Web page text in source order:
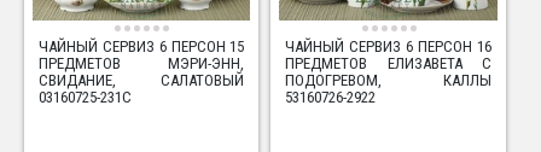
ЧАЙНЫЙ СЕРВИЗ 6 ПЕРСОН 15
ПРЕДМЕТОВ МЭРИ-ЭНН,
СВИДАНИЕ, САЛАТОВЫЙ
03160725-231C
ЧАЙНЫЙ СЕРВИЗ 6 ПЕРСОН 16
ПРЕДМЕТОВ ЕЛИЗАВЕТА С
ПОДОГРЕВОМ, КАЛЛЫ
53160726-2922